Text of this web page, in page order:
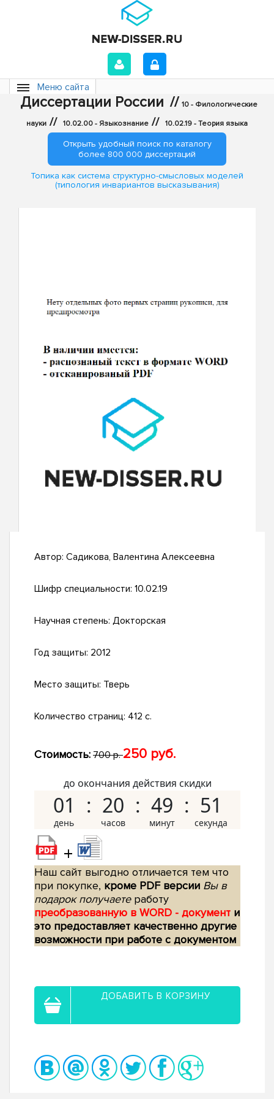
Меню сайта
Диссертации России // 10 - Филологические
науки // 10.02.00 - Языкознание // 10.02.19 - Теория языка
Открыть удобный поиск по каталогу
более 800 000 диссертаций
Топика как система структурно-смысловых моделей
(типология инвариантов высказывания)
Автор: Садикова, Валентина Алексеевна
Шифр специальности: 10.02.19
Научная степень: Докторская
Год защиты: 2012
Место защиты: Тверь
Количество страниц: 412 с.
Стоимость: 700 р.250 руб.
до окончания действия скидки
01 20 49 50
+
Наш сайт выгодно отличается тем что
при покупке, кроме PDF версии Вы в
подарок получаетеработу
преобразованную в WORD - документ и
это предоставляет качественно другие
возможности при работе с документом
ДОБАВИТЬ В КОРЗИНУ